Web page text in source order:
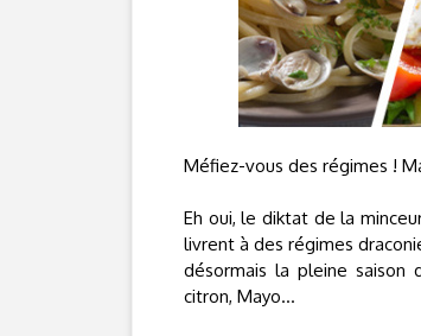
Méfiez-vous des régimes !
Eh oui, le diktat de la
livrent à des régimes
désormais la pleine saison
citron, Mayo…